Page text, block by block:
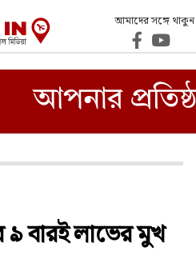
আমাদের সঙ্গে থাকুন
বারই লাভের মুখ